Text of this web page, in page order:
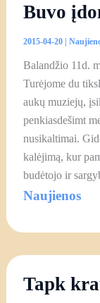
Buvo
2015-04-20
Balandžio 11d.
Turėjome du
aukų muziejų,
penkiasdešimt
nusikaltimai.
kalėjimą, kur
budėtojo ir
Naujienos
Tapk